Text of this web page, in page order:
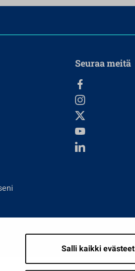
Salli kaikki evästeet
Seuraa meitä